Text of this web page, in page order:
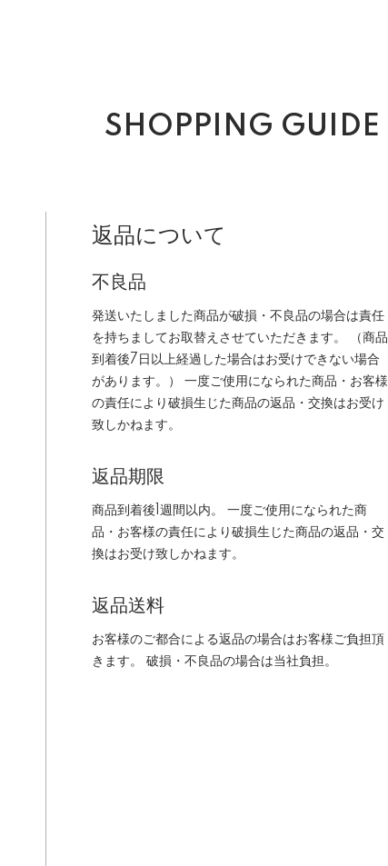
SHOPPING GUIDE
返品について
不良品
発送いたしました商品が破損・不良品の場合は責任
を持ちましてお取替えさせていただきます。 （商品
到着後7日以上経過した場合はお受けできない場合
があります。） 一度ご使用になられた商品・お客様
の責任により破損生じた商品の返品・交換はお受け
致しかねます。
返品期限
商品到着後1週間以内。 一度ご使用になられた商
品・お客様の責任により破損生じた商品の返品・交
換はお受け致しかねます。
返品送料
お客様のご都合による返品の場合はお客様ご負担頂
きます。 破損・不良品の場合は当社負担。